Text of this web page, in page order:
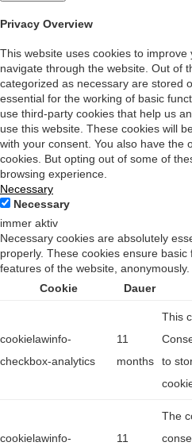
Privacy Overview
This website uses cookies to
navigate through the website. Out of
categorized as necessary are stored
essential for the working of basic
use third-party cookies that help us
use this website. These cookies will
with your consent. You also have the
cookies. But opting out of some of
browsing experience.
Necessary
Necessary
immer aktiv
Necessary cookies are absolutely
properly. These cookies ensure
features of the website, anonymously.
Cookie
Dauer
cookielawinfo-
checkbox-analytics
11
months
This
to
cookielawinfo-
11
The